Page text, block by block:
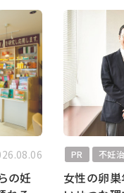
の妊
PR 不妊
女性の卵